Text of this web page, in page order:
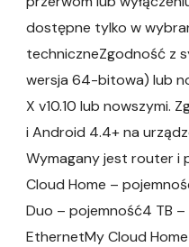
dostępne tylko w
techniczneZgodność z
wersja 64-bitowa) lub
X v10.10 lub nowszymi.
i Android 4.4+ na
Wymagany jest router i
Cloud Home –
Duo – pojemność4 TB
EthernetMy Cloud